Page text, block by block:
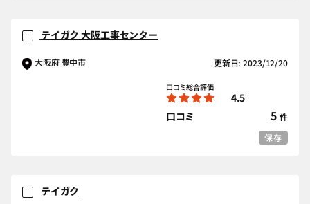
テイガク 大阪工事センター
大阪府 豊中市 更新日: 2023/12/20
口コミ総合評価
4.5
口コミ
5 件
保存
テイガク